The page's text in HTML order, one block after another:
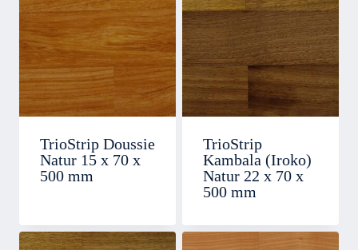
TrioStrip Doussie
Natur 15 x 70 x
500 mm
TrioStrip
Kambala (Iroko)
Natur 22 x 70 x
500 mm